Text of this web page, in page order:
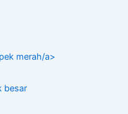
merah/a>
besar